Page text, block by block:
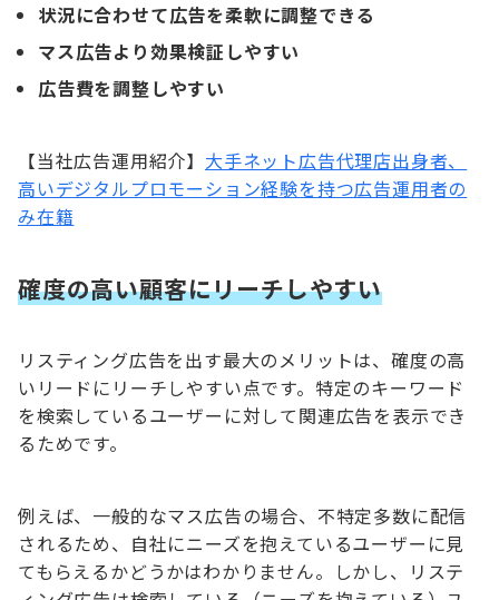
状況に合わせて広告を柔軟に調整できる
マス広告より効果検証しやすい
広告費を調整しやすい
【当社広告運用紹介】 大手ネット広告代理店出身者、
高いデジタルプロモーション経験を持つ広告運用者の
み在籍
確度の高い顧客にリーチしやすい
リスティング広告を出す最大のメリットは、確度の高
いリードにリーチしやすい点です。特定のキーワード
を検索しているユーザーに対して関連広告を表示でき
るためです。
例えば、一般的なマス広告の場合、不特定多数に配信
されるため、自社にニーズを抱えているユーザーに見
てもらえるかどうかはわかりません。しかし、リステ